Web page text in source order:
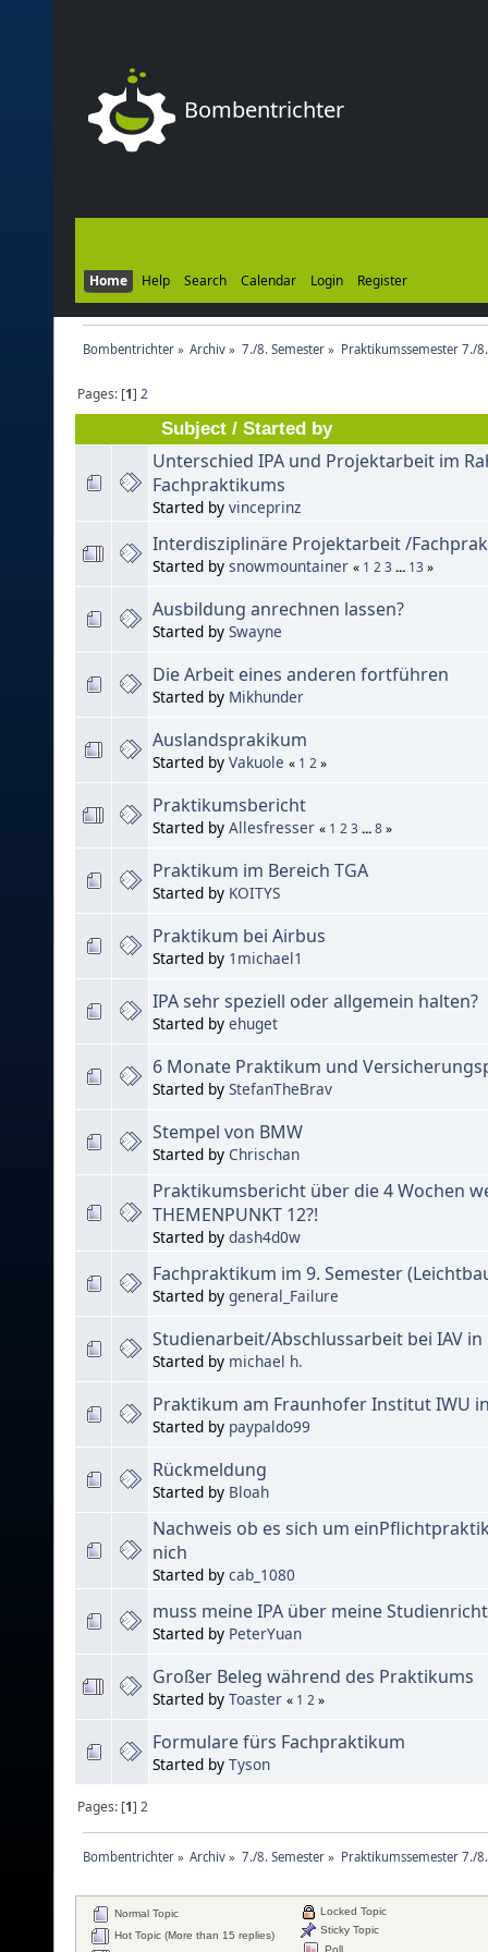
Bombentrichter
Home Help Search Calendar Login Register
Bombentrichter» Archiv » 7./8. Semester » Praktikumssemester 7./
Pages: [1]2
Subject/ Started by
Unterschied IPA und Projektarbeit im
Fachpraktikums
Started by vinceprinz
Interdisziplinäre Projektarbeit /
Started by snowmountainer « 1 2 3 ... 13 »
Ausbildung anrechnen lassen?
Started by Swayne
Die Arbeit eines anderen fortführen
Started by Mikhunder
Auslandsprakikum
Started by Vakuole « 1 2 »
Praktikumsbericht
Started by Allesfresser « 1 2 3 ...8»
Praktikum im Bereich TGA
Started by KOITYS
Praktikum bei Airbus
Started by 1michael1
IPA sehr speziell oder allgemein halten?
Started by ehuget
6 Monate Praktikum und
Started by StefanTheBrav
Stempel von BMW
Started by Chrischan
Praktikumsbericht über die 4 Wochen
THEMENPUNKT 12?!
Started by dash4d0w
Fachpraktikum im 9. Semester
Started by general_Failure
Studienarbeit/Abschlussarbeit bei IAV
Started by michael h.
Praktikum am Fraunhofer Institut IWU
Started by paypaldo99
Rückmeldung
Started by Bloah
Nachweis ob es sich um
nich
Started by cab_1080
muss meine IPA über meine
Started by PeterYuan
Großer Beleg während des Praktikums
Started by Toaster « 1 2 »
Formulare fürs Fachpraktikum
Started by Tyson
Pages: [1]2
Bombentrichter» Archiv » 7./8. Semester » Praktikumssemester 7./
Normal Topic
Hot Topic (More than 15 replies)
Locked Topic
Sticky Topic
Poll